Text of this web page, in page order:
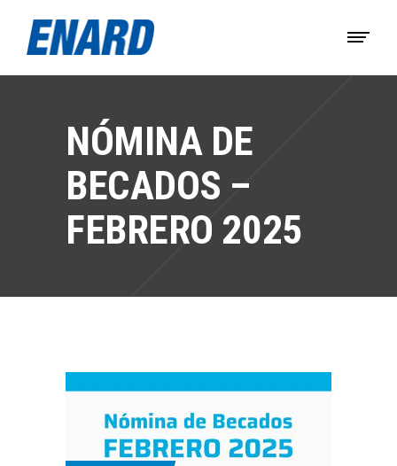
NÓMINA DE
BECADOS –
FEBRERO 2025